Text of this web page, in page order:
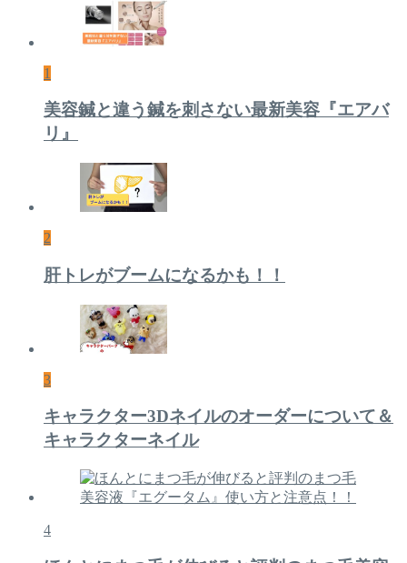
1
美容鍼と違う鍼を刺さない最新美容『エアバ
リ』
2
肝トレがブームになるかも！！
3
キャラクター3Dネイルのオーダーについて＆
キャラクターネイル
4